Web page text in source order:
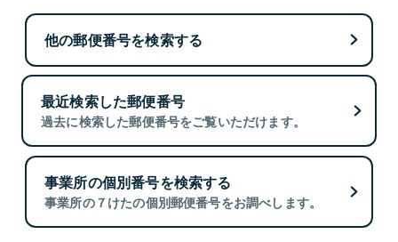
他の郵便番号を検索する
最近検索した郵便番号
過去に検索した郵便番号をご覧いただけます。
事業所の個別番号を検索する
事業所の７けたの個別郵便番号をお調べします。